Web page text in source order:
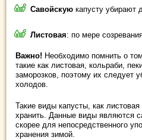
Савойскую капусту убирают
Листовая: по мере
Важно! Необходимо помнить о
такие как листовая, кольраби,
заморозков, поэтому их следует
холодов.
Такие виды капусты, как
хранить. Данные виды являются
скорее для непосредственного
хранения зимой.